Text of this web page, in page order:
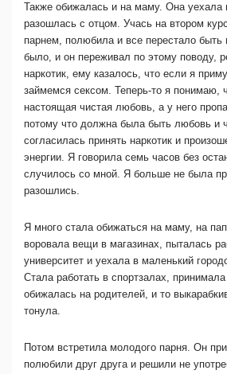
Также обижалась и на маму. Она уехала
разошлась с отцом. Учась на втором
парнем, полюбила и все перестало
было, и он переживал по этому поводу,
наркотик, ему казалось, что если я
займемся сексом. Теперь-то я понимаю,
настоящая чистая любовь, а у него
потому что должна была быть любовь и
согласилась принять наркотик и
энергии. Я говорила семь часов без
случилось со мной. Я больше не была
разошлись.
Я много стала обижаться на маму, на
воровала вещи в магазинах, пыталась
университет и уехала в маленький
Стала работать в спортзалах,
обижалась на родителей, и то
тонула.
Потом встретила молодого парня. Он
полюбили друг друга и решили не